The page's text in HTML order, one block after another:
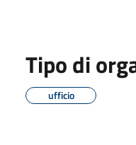
Tipo di
ufficio